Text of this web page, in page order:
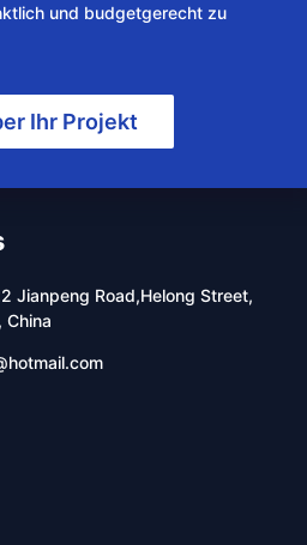
und budgetgerecht zu
Ihr Projekt
Jianpeng Road,Helong Street,
China